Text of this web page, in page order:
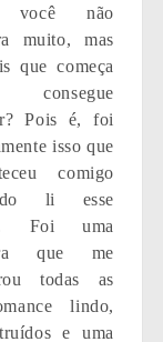
você não
muito, mas
que começa
consegue
Pois é, foi
isso que
comigo
li esse
Foi uma
que me
todas as
lindo,
e uma